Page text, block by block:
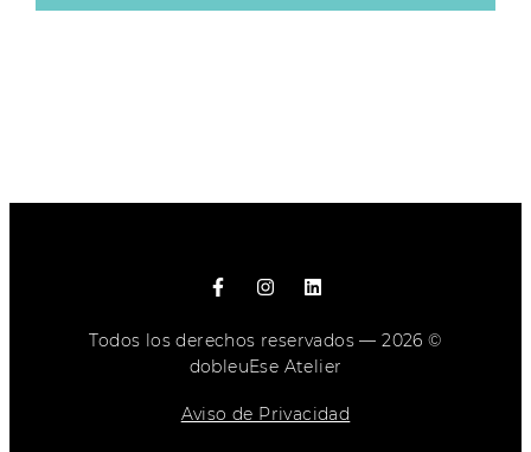
Todos los derechos reservados — 2026 ©
dobleuEse Atelier
Aviso de Privacidad